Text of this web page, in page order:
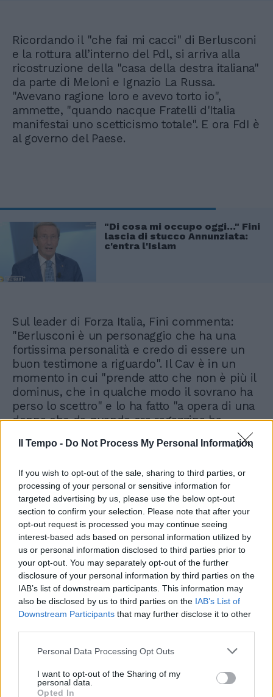
Il Tempo - Do Not Process My Personal Information
If you wish to opt-out of the sale, sharing to third parties, or
processing of your personal or sensitive information for
targeted advertising by us, please use the below opt-out
section to confirm your selection. Please note that after your
opt-out request is processed you may continue seeing
interest-based ads based on personal information utilized by
us or personal information disclosed to third parties prior to
your opt-out. You may separately opt-out of the further
disclosure of your personal information by third parties on the
IAB’s list of downstream participants. This information may
also be disclosed by us to third parties on the IAB’s List of
Downstream Participants that may further disclose it to other
Personal Data Processing Opt Outs
I want to opt-out of the Sharing of my
personal data.
Opted In
Ricordando il "che fai mi cacci" di Berlusconi
e la rottura all’interno del Pdl, si arriva alla
ricostruzione della "casa della destra italiana"
da parte di Meloni e Ignazio La Russa.
"Avevano ragione loro e avevo torto io",
ammette, "quando nacque Fratelli d'Italia
manifestai uno scetticismo totale". E ora FdI è
al governo del Paese.
"Di cosa mi occupo oggi..." Fini
lascia di stucco Annunziata:
c'entra l'Islam
Sul leader di Forza Italia, Fini commenta:
"Berlusconi è un personaggio che ha una
fortissima personalità e credo di essere un
buon testimone a riguardo". Il Cav è in un
momento in cui "prende atto che non è più il
dominus, che in qualche modo il sovrano ha
perso lo scettro" e lo ha fatto "a opera di una
donna che da quando era ragazzina ha
masticato pane e politica". E "tutti sanno che
questo non era titolo di merito ai suoi occhi",
governo, Fini afferma che Berlusconi "non è
un irresponsabile, e detto da me a un certo
significato". "Basta vedere i ministri di Forza
Italia, penso ad Antonio Tajani, che danno
ampia garanzia di continuità nell’azione di
governo".
"Avevo torto". Fini a briglia
ammissione in tv